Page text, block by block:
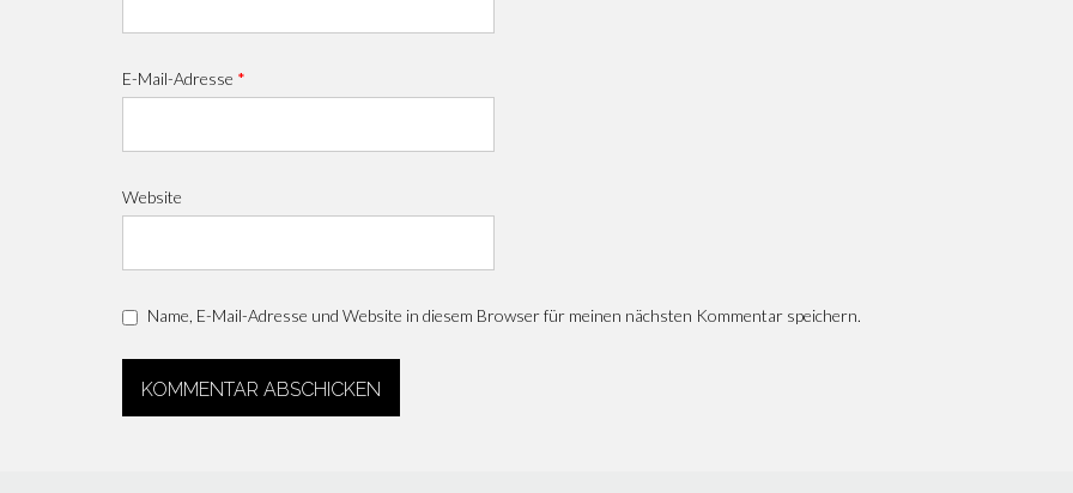
E-Mail-Adresse *
Website
Name, E-Mail-Adresse und Website in diesem Browser für meinen nächsten Kommentar speichern.